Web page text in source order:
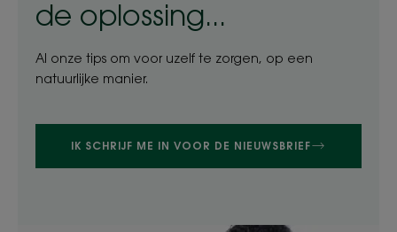
de oplossing...
Al onze tips om voor uzelf te zorgen, op een
natuurlijke manier.
IK SCHRIJF ME IN VOOR DE NIEUWSBRIEF